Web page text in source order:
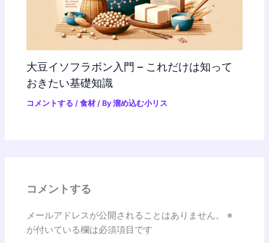
大豆イソフラボン入門 – これだけは知って
おきたい基礎知識
コメントする /食材 / By溜め込む小リス
コメントする
メールアドレスが公開されることはありません。
※
が付いている欄は必須項目です